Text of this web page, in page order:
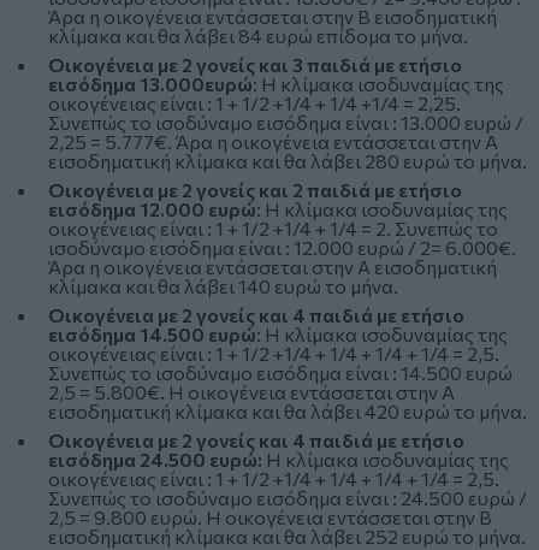
Άρα η οικογένεια εντάσσεται στην Β εισοδηματική
κλίμακα και θα λάβει 84 ευρώ επίδομα το μήνα.
Οικογένεια με 2 γονείς και 3 παιδιά με ετήσιο
εισόδημα 13.000ευρώ: Η κλίμακα ισοδυναμίας της
οικογένειας είναι : 1 + 1/2 +1/4 + 1/4 +1/4 = 2,25.
Συνεπώς το ισοδύναμο εισόδημα είναι : 13.000 ευρώ /
2,25 = 5.777€. Άρα η οικογένεια εντάσσεται στην Α
εισοδηματική κλίμακα και θα λάβει 280 ευρώ το μήνα.
Οικογένεια με 2 γονείς και 2 παιδιά με ετήσιο
εισόδημα 12.000 ευρώ: Η κλίμακα ισοδυναμίας της
οικογένειας είναι : 1 + 1/2 +1/4 + 1/4 = 2. Συνεπώς το
ισοδύναμο εισόδημα είναι : 12.000 ευρώ / 2= 6.000€.
Άρα η οικογένεια εντάσσεται στην Α εισοδηματική
κλίμακα και θα λάβει 140 ευρώ το μήνα.
Οικογένεια με 2 γονείς και 4 παιδιά με ετήσιο
εισόδημα 14.500 ευρώ: Η κλίμακα ισοδυναμίας της
οικογένειας είναι : 1 + 1/2 +1/4 + 1/4 + 1/4 + 1/4 = 2,5.
Συνεπώς το ισοδύναμο εισόδημα είναι : 14.500 ευρώ
2,5 = 5.800€. Η οικογένεια εντάσσεται στην Α
εισοδηματική κλίμακα και θα λάβει 420 ευρώ το μήνα.
Οικογένεια με 2 γονείς και 4 παιδιά με ετήσιο
εισόδημα 24.500 ευρώ: Η κλίμακα ισοδυναμίας της
οικογένειας είναι : 1 + 1/2 +1/4 + 1/4 + 1/4 + 1/4 = 2,5.
Συνεπώς το ισοδύναμο εισόδημα είναι : 24.500 ευρώ /
2,5 = 9.800 ευρώ. Η οικογένεια εντάσσεται στην Β
εισοδηματική κλίμακα και θα λάβει 252 ευρώ το μήνα.